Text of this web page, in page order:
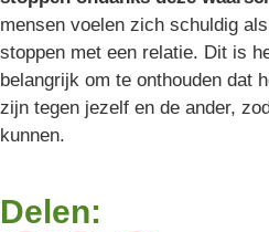
mensen voelen zich schuldig
stoppen met een relatie. Dit is
belangrijk om te onthouden dat
zijn tegen jezelf en de ander,
kunnen.
Delen: